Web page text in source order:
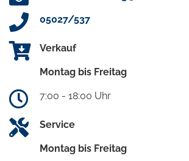
05027/537
Verkauf
Montag bis Freitag
7:00 - 18:00 Uhr
Service
Montag bis Freitag